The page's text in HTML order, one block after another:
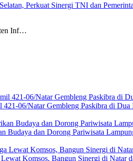
Perkuat Sinergi TNI dan
Inf…
06/Natar Gembleng Paskibra di
Budaya dan Dorong Pariwisata
Komsos, Bangun Sinergi di Natar